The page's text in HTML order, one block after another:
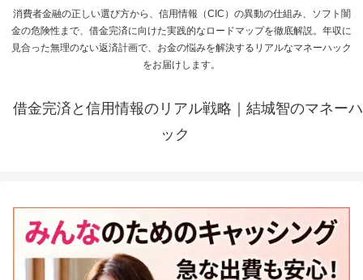
消費者金融の正しい選び方から、信用情報（CIC）の異動の仕組み、ソフト闇
金の危険性まで、借金完済に向けた実践的なロードマップを徹底解説。年収に
見合った無理のない返済計画で、お金の悩みを解決するリアルなマネーハック
をお届けします。
借金完済と信用情報のリアル戦略｜結城智のマネーハ
ック